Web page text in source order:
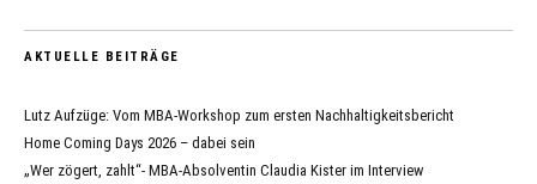
AKTUELLE BEITRÄGE
Lutz Aufzüge: Vom MBA-Workshop zum ersten Nachhaltigkeitsbericht
Home Coming Days 2026 – dabei sein
„Wer zögert, zahlt“- MBA-Absolventin Claudia Kister im Interview